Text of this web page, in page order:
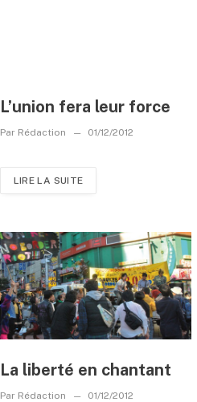
L’union fera leur force
Par Rédaction 01/12/2012
LIRE LA SUITE
La liberté en chantant
Par Rédaction 01/12/2012